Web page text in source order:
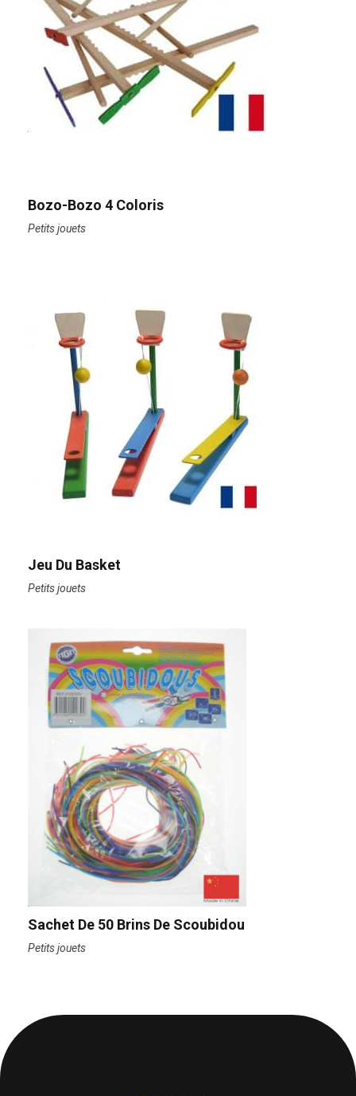
Bozo-Bozo 4 Coloris
Petits jouets
Jeu Du Basket
Petits jouets
Sachet De 50 Brins De Scoubidou
Petits jouets